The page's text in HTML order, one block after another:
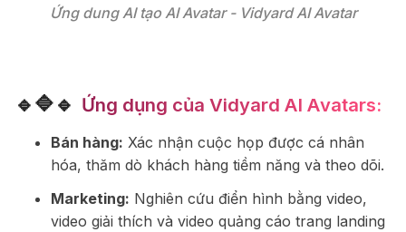
Ứng dung AI tạo AI Avatar - Vidyard AI Avatar
🔹🔷🔹 Ứng dụng của Vidyard AI Avatars:
Bán hàng: Xác nhận cuộc họp được cá nhân
hóa, thăm dò khách hàng tiềm năng và theo dõi.
Marketing: Nghiên cứu điển hình bằng video,
video giải thích và video quảng cáo trang landing